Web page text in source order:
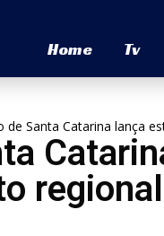
Home Tv
de Santa Catarina lança